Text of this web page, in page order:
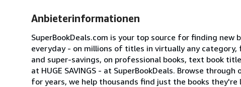
Anbieterinformationen
SuperBookDeals.com is your top source for finding
everyday - on millions of titles in virtually any
and super-savings, on professional books, text book
at HUGE SAVINGS - at SuperBookDeals. Browse
for years, we help thousands find just the books